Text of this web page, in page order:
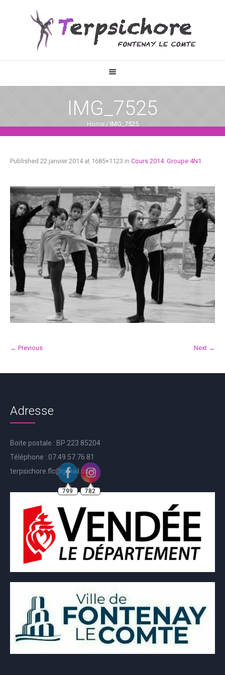
IMG_7525
Home / IMG_7525
Published 22 janvier 2014at 1685×1123 in Cours 2014: Groupe 4N1 .
← Previous Next →
Adresse
Boite postale : BP 223 85204
Téléphone : 07.49.57.76.81
terpsichore.flc@gmail.com
799 782